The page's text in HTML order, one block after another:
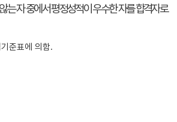
는 자 중에서 평정성적이 우수한 자를 합격자로
준표에 의함.